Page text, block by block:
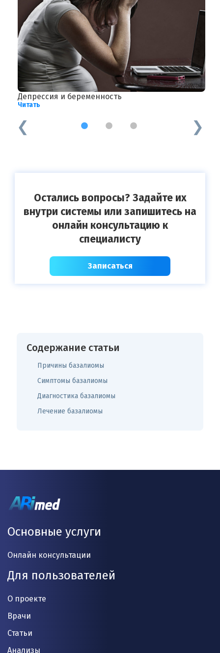
Депрессия и беременность
Читать
1 2 3
Остались вопросы? Задайте их
внутри системы или запишитесь на
онлайн консультацию к
специалисту
Записаться
Содержание статьи
Причины базалиомы
Симптомы базалиомы
Диагностика базалиомы
Лечение базалиомы
Основные услуги
Онлайн консультации
Для пользователей
О проекте
Врачи
Статьи
Анализы